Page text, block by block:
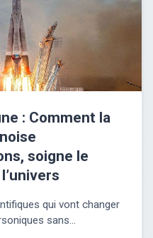
: Comment la
soigne le
qui vont changer
sans...